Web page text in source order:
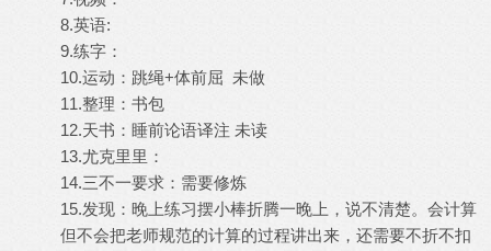
8.英语:
9.练字：
10.运动：跳绳+体前屈 未做
11.整理：书包
12.天书：睡前论语译注 未读
13.尤克里里：
14.三不一要求：需要修炼
15.发现：晚上练习摆小棒折腾一晚上，说不清楚。会计算
但不会把老师规范的计算的过程讲出来，还需要不折不扣